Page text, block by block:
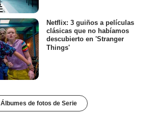
Netflix: 3 guiños a películas
clásicas que no habíamos
descubierto en 'Stranger
Things'
Álbumes de fotos de Serie